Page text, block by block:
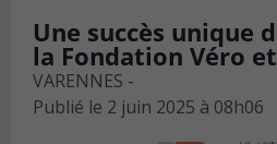
Une succès unique
la Fondation Véro
VARENNES -
Publié le 2 juin 2025 à 08h06